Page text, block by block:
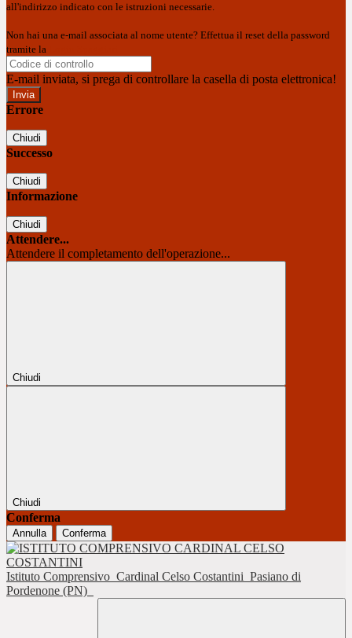
all'indirizzo indicato con le istruzioni necessarie.
Non hai una e-mail associata al nome utente? Effettua il reset della password
tramite la
E-mail inviata, si prega di controllare la casella di posta elettronica!
Errore
Chiudi
Successo
Chiudi
Informazione
Chiudi
Attendere...
Attendere il completamento dell'operazione...
Chiudi
Chiudi
Conferma
Annulla Conferma
Istituto Comprensivo Cardinal Celso Costantini Pasiano di
Pordenone (PN)